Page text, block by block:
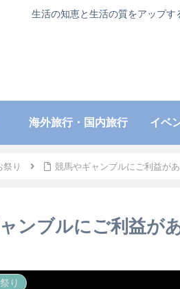
生活の知恵と生活の質をアップす
海外旅行・国内旅行 イベ
祭り 競馬やギャンブルにご利益が
ンブルにご利益が
り